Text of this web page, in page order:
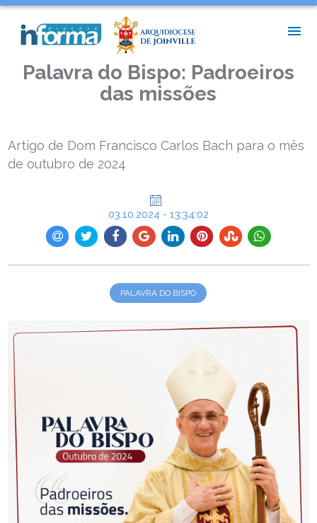
PALAVRA DO BISPO: PADROEIROS DAS MISSÕES
Palavra do Bispo: Padroeiros
das missões
Artigo de Dom Francisco Carlos Bach para o mês
de outubro de 2024
03.10.2024 - 13:34:02
PALAVRA DO BISPO